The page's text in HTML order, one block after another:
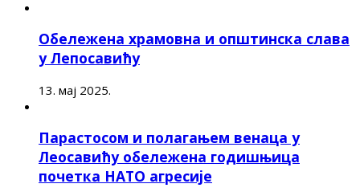
Обележена храмовна и општинска слава
у Лепосавићу
13. мај 2025.
Парастосом и полагањем венаца у
Леосавићу обележена годишњица
почетка НАТО агресије